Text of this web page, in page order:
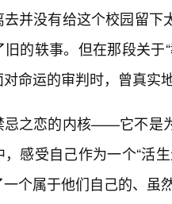
去并没有给这个校园留
的轶事。但在那段关
命运的审判时，曾真实
忌之恋的内核——它不是
感受自己作为一个“活
个属于他们自己的、虽